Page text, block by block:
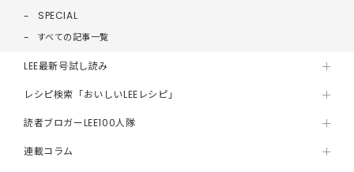
SPECIAL
すべての記事一覧
LEE最新号試し読み
レシピ検索「おいしいLEEレシピ」
読者ブロガーLEE100人隊
連載コラム